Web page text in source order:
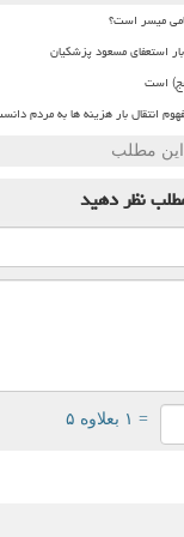
میسر است؟
است
انتقال بار هزینه ها به مردم
این مطلب
نظر دهید
= ۱ بعلاوه ۵